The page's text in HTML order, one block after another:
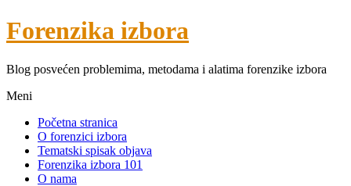
Forenzika izbora
Blog posvećen problemima, metodama i alatima forenzike izbora
Meni
Početna stranica
O forenzici izbora
Tematski spisak objava
Forenzika izbora 101
O nama